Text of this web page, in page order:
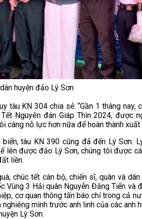
huyện đảo Lý Sơn
tàu KN 304 chia sẻ: “Gần 1 tháng
Nguyên đán Giáp Thìn 2024, được
càng nỗ lực hơn nữa để hoàn thành
tàu KN 390 cũng đã đến Lý Sơn.
lên được đảo Lý Sơn, chúng tôi được
liền.
chúc tết cán bộ, chiến sĩ, quân và
Vùng 3 Hải quân Nguyễn Đăng Tiến
cơ quan thông tấn báo chí trong cả
nghiêng mình trước anh linh của các
Lý Sơn.